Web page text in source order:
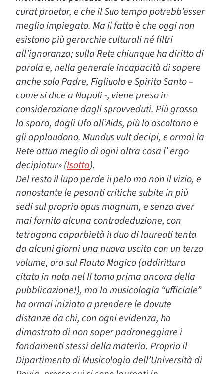
curat praetor, e che il Suo tempo potrebb’esser
meglio impiegato. Ma il fatto è che oggi non
esistono più gerarchie culturali né filtri
all’ignoranza; sulla Rete chiunque ha diritto di
parola e, nella generale incapacità di sapere
anche solo Padre, Figliuolo e Spirito Santo –
come si dice a Napoli -, viene preso in
considerazione dagli sprovveduti. Più grossa
la spara, dagli Ufo all’Aids, più lo ascoltano e
gli applaudono. Mundus vult decipi, e ormai la
Rete attua meglio di ogni altra cosa l’ ergo
decipiatur» (Isotta).
Del resto il lupo perde il pelo ma non il vizio, e
nonostante le pesanti critiche subite in più
sedi sul proprio opus magnum, e senza aver
mai fornito alcuna controdeduzione, con
tetragona caparbietà il duo di laureati tenta
da alcuni giorni una nuova uscita con un terzo
volume, ora sul Flauto Magico (addirittura
citato in nota nel II tomo prima ancora della
pubblicazione!), ma la musicologia “ufficiale”
ha ormai iniziato a prendere le dovute
distanze da chi, con ogni evidenza, ha
dimostrato di non saper padroneggiare i
fondamenti stessi della materia. Proprio il
Dipartimento di Musicologia dell’Università di